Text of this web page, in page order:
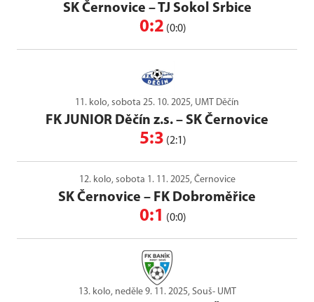
SK Černovice –TJ Sokol Srbice
0:2 (0:0)
11. kolo, sobota 25. 10. 2025, UMT Děčín
FK JUNIOR Děčín z.s. – SK Černovice
5:3 (2:1)
12. kolo, sobota 1. 11. 2025, Černovice
SK Černovice – FK Dobroměřice
0:1 (0:0)
13. kolo, neděle 9. 11. 2025, Souš- UMT